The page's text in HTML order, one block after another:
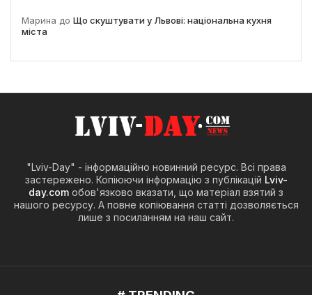
Марина до Що скуштувати у Львові: національна кухня
міста
"Lviv-Day" - інформаційно новинний ресурс. Всі права
застережено. Копіюючи інформацію з публікацій Lviv-
day.com обов'язково вказати, що матеріал взятий з
нашого ресурсу. А повне копіювання статті дозволяється
лише з посиланням на наш сайт.